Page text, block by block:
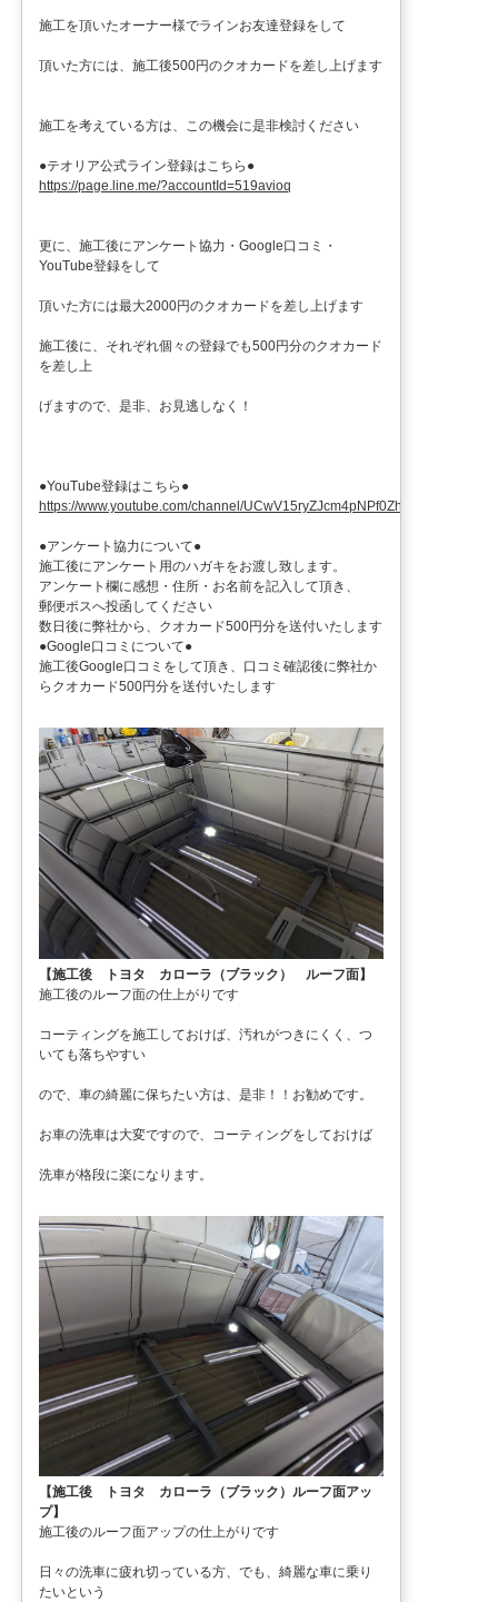
施工を頂いたオーナー様でラインお友達登録をして
頂いた方には、施工後500円のクオカードを差し上げます
施工を考えている方は、この機会に是非検討ください
●テオリア公式ライン登録はこちら●
https://page.line.me/?accountId=519avioq
更に、施工後にアンケート協力・Google口コミ・
YouTube登録をして
頂いた方には最大2000円のクオカードを差し上げます
施工後に、それぞれ個々の登録でも500円分のクオカード
を差し上
げますので、是非、お見逃しなく！
●YouTube登録はこちら●
https://www.youtube.com/channel/UCwV15ryZJcm4pNPf0ZhXu9g
●アンケート協力について●
施工後にアンケート用のハガキをお渡し致します。
アンケート欄に感想・住所・お名前を記入して頂き、
郵便ポスへ投函してください
数日後に弊社から、クオカード500円分を送付いたします
●Google口コミについて●
施工後Google口コミをして頂き、口コミ確認後に弊社か
らクオカード500円分を送付いたします
【施工後 トヨタ カローラ（ブラック） ルーフ面】
施工後のルーフ面の仕上がりです
コーティングを施工しておけば、汚れがつきにくく、つ
いても落ちやすい
ので、車の綺麗に保ちたい方は、是非！！お勧めです。
お車の洗車は大変ですので、コーティングをしておけば
洗車が格段に楽になります。
【施工後 トヨタ カローラ（ブラック）ルーフ面アッ
プ】
施工後のルーフ面アップの仕上がりです
日々の洗車に疲れ切っている方、でも、綺麗な車に乗り
たいという